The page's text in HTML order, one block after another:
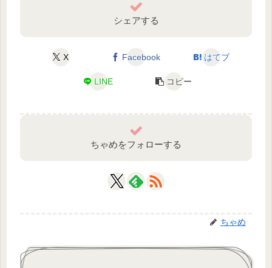
シェアする
X Facebook はてブ
LINE コピー
ちゃめをフォローする
ちゃめ